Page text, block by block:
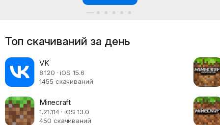
Топ скачиваний за день
VK
8.120 · iOS 15.6
1455 скачиваний
Minecraft
1.21.114 · iOS 13.0
450 скачиваний